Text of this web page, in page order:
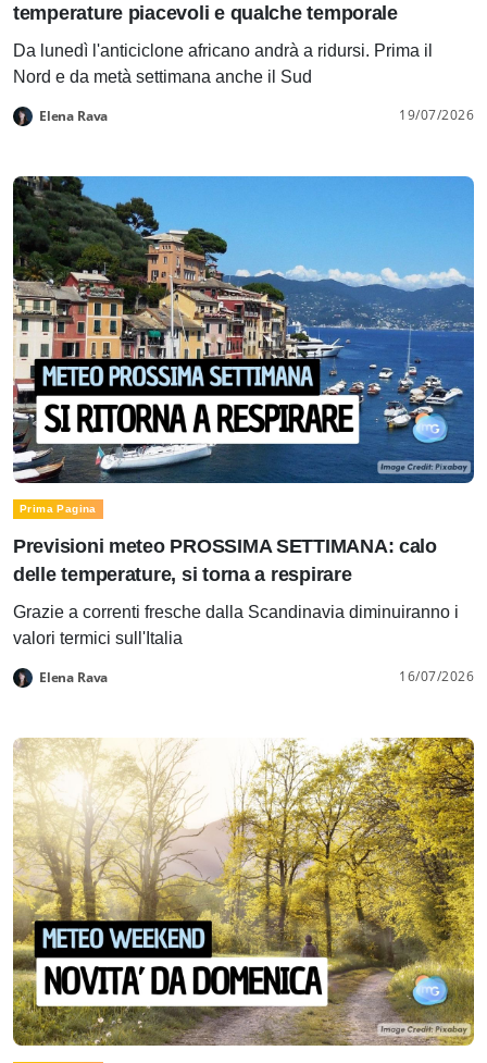
temperature piacevoli e qualche temporale
Da lunedì l'anticiclone africano andrà a ridursi. Prima il
Nord e da metà settimana anche il Sud
Elena Rava 19/07/2026
Prima Pagina
Previsioni meteo PROSSIMA SETTIMANA: calo
delle temperature, si torna a respirare
Grazie a correnti fresche dalla Scandinavia diminuiranno i
valori termici sull'Italia
Elena Rava 16/07/2026